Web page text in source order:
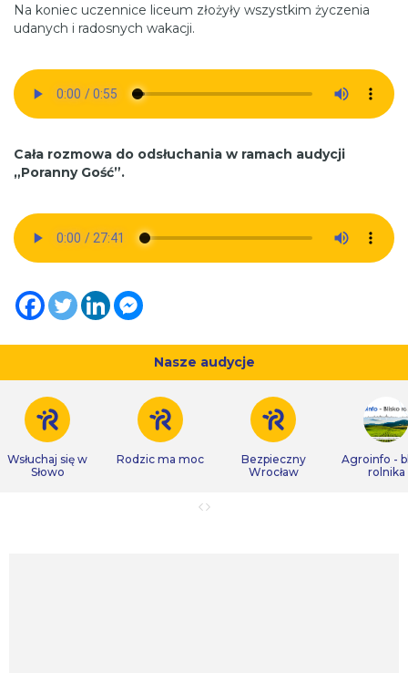
Na koniec uczennice liceum złożyły wszystkim życzenia
udanych i radosnych wakacji.
Cała rozmowa do odsłuchania w ramach audycji
„Poranny Gość”.
Nasze audycje
Wsłuchaj się w
Słowo
Rodzic ma moc
Bezpieczny
Wrocław
Agroinfo -
rolnika